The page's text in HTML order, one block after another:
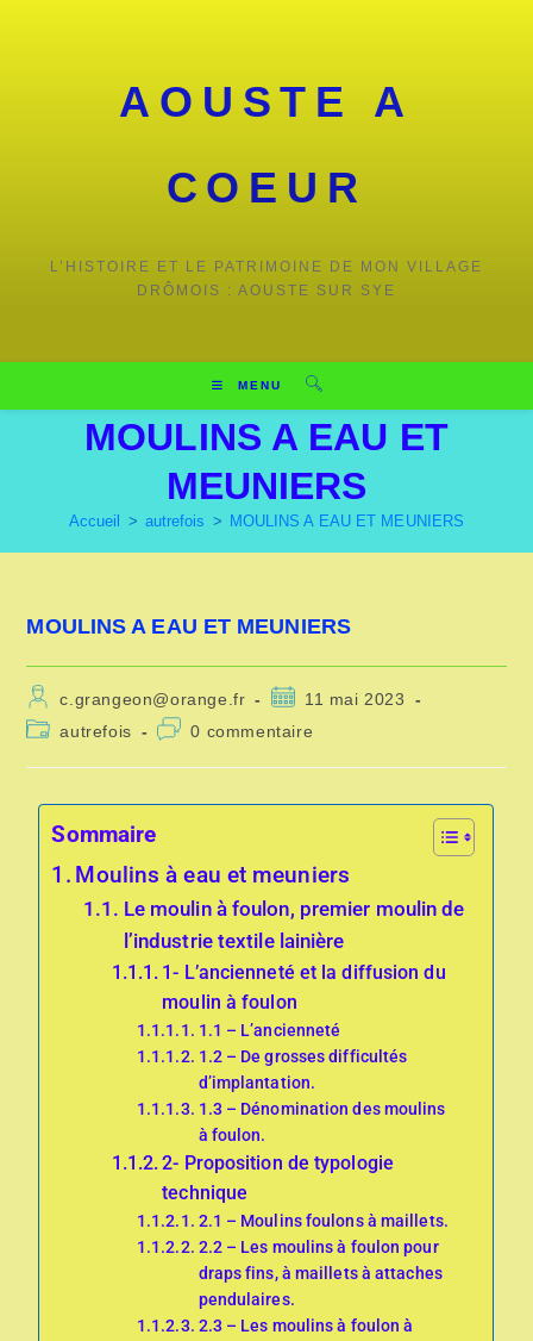
AOUSTE A
COEUR
L’HISTOIRE ET LE PATRIMOINE DE MON VILLAGE
DRÔMOIS : AOUSTE SUR SYE
MENU
MOULINS A EAU ET
MEUNIERS
Accueil > autrefois > MOULINS A EAU ET MEUNIERS
MOULINS A EAU ET MEUNIERS
c.grangeon@orange.fr
11 mai 2023
autrefois
0 commentaire
Sommaire
Moulins à eau et meuniers
Le moulin à foulon, premier moulin de
l’industrie textile lainière
1- L’ancienneté et la diffusion du
moulin à foulon
1.1 – L’ancienneté
1.2 – De grosses difficultés
d’implantation.
1.3 – Dénomination des moulins
à foulon.
2- Proposition de typologie
technique
2.1 – Moulins foulons à maillets.
2.2 – Les moulins à foulon pour
draps fins, à maillets à attaches
pendulaires.
2.3 – Les moulins à foulon à